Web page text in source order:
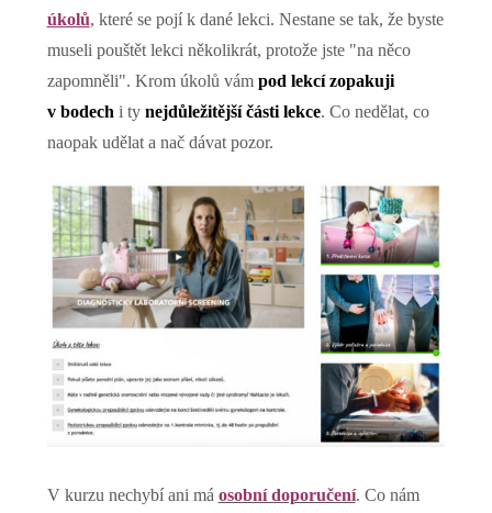
úkolů, které se pojí k dané lekci. Nestane se tak, že byste
museli pouštět lekci několikrát, protože jste "na něco
zapomněli". Krom úkolů vám pod lekcí zopakuji
v bodech i ty nejdůležitější části lekce. Co nedělat, co
naopak udělat a nač dávat pozor.
V kurzu nechybí ani má osobní doporučení. Co nám